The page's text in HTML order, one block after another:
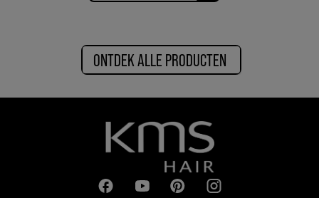
ONTDEK ALLE PRODUCTEN